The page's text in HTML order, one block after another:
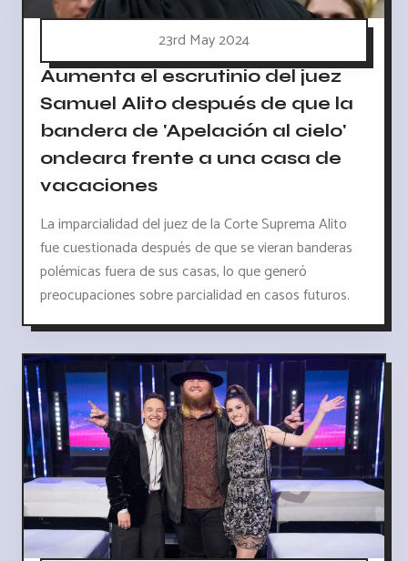
23rd May 2024
Aumenta el escrutinio del juez
Samuel Alito después de que la
bandera de 'Apelación al cielo'
ondeara frente a una casa de
vacaciones
La imparcialidad del juez de la Corte Suprema Alito
fue cuestionada después de que se vieran banderas
polémicas fuera de sus casas, lo que generó
preocupaciones sobre parcialidad en casos futuros.